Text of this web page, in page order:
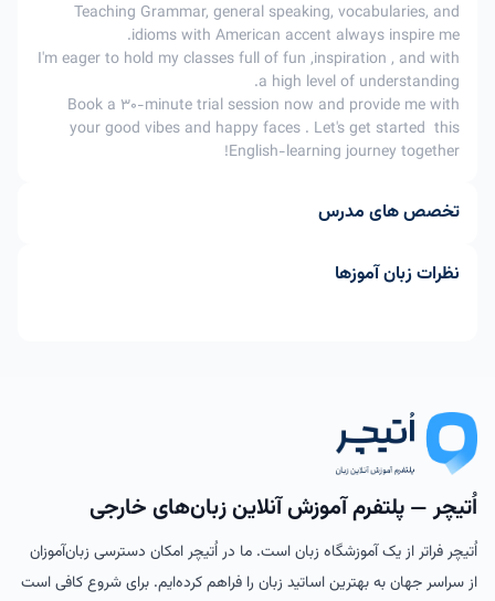
Teaching Grammar, general speaking, vocabularies, and
idioms with American accent always inspire me.
I'm eager to hold my classes full of fun ,inspiration , and with
a high level of understanding.
Book a 30-minute trial session now and provide me with
your good vibes and happy faces . Let's get started this
English-learning journey together!
تخصص های مدرس
نظرات زبان آموزها
اُتیچر — پلتفرم آموزش آنلاین زبان‌های خارجی
اُتیچر فراتر از یک آموزشگاه زبان است. ما در اُتیچر امکان دسترسی زبان‌آموزان
از سراسر جهان به بهترین اساتید زبان را فراهم کرده‌ایم. برای شروع کافی است